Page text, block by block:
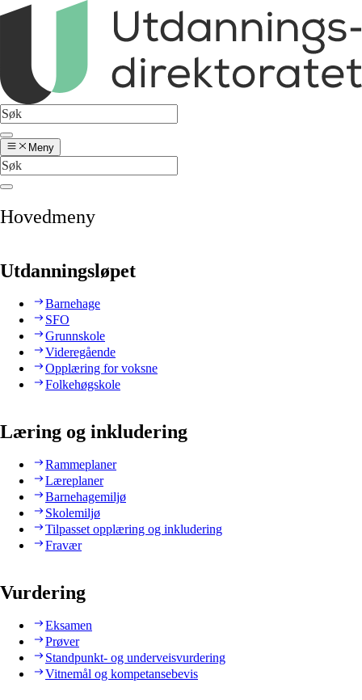
Meny
Hovedmeny
Utdanningsløpet
Barnehage
SFO
Grunnskole
Videregående
Opplæring for voksne
Folkehøgskole
Læring og inkludering
Rammeplaner
Læreplaner
Barnehagemiljø
Skolemiljø
Tilpasset opplæring og inkludering
Fravær
Vurdering
Eksamen
Prøver
Standpunkt- og underveisvurdering
Vitnemål og kompetansebevis